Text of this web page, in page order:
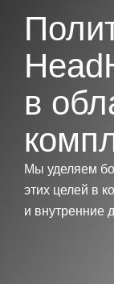
в
Мы уделяем
этих целей в
и внутренние